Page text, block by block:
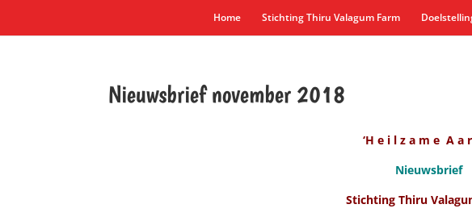
Home Stichting Thiru Valagum Farm
Nieuwsbrief november 2018
‘H e i l z a m e A a r
Nieuwsbrief
Stichting Thiru